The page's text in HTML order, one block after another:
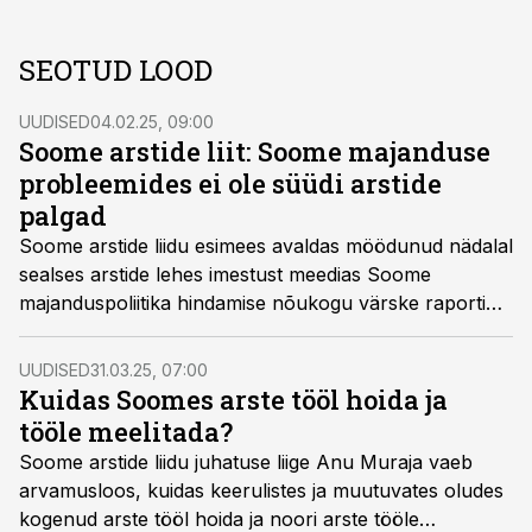
SEOTUD LOOD
UUDISED04.02.25, 09:00
Soome arstide liit: Soome majanduse
probleemides ei ole süüdi arstide
palgad
Soome arstide liidu esimees avaldas möödunud nädalal
sealses arstide lehes imestust meedias Soome
majanduspoliitika hindamise nõukogu värske raporti
kokkuvõtetes väidetu üle, justkui oleksid Soome
majanduse probleemid tingitud (rendi)arstide palkadest.
UUDISED31.03.25, 07:00
Kuidas Soomes arste tööl hoida ja
tööle meelitada?
Soome arstide liidu juhatuse liige Anu Muraja vaeb
arvamusloos, kuidas keerulistes ja muutuvates oludes
kogenud arste tööl hoida ja noori arste tööle